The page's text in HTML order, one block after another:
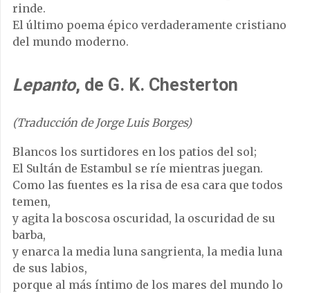
rinde.
El último poema épico verdaderamente cristiano
del mundo moderno.
Lepanto, de G. K. Chesterton
(Traducción de Jorge Luis Borges)
Blancos los surtidores en los patios del sol;
El Sultán de Estambul se ríe mientras juegan.
Como las fuentes es la risa de esa cara que todos
temen,
y agita la boscosa oscuridad, la oscuridad de su
barba,
y enarca la media luna sangrienta, la media luna
de sus labios,
porque al más íntimo de los mares del mundo lo